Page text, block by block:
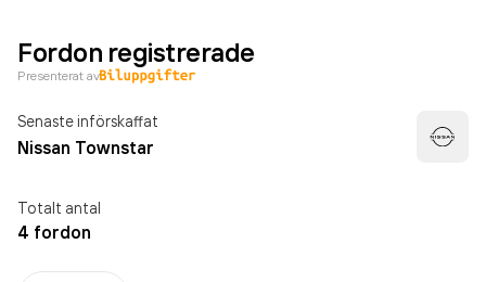
Fordon registrerade
Presenterat av
Senaste införskaffat
Nissan Townstar
Totalt antal
4 fordon